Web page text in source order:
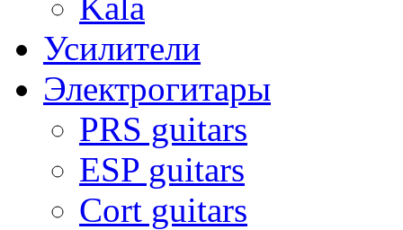
Усилители
Электрогитары
PRS guitars
ESP guitars
Cort guitars